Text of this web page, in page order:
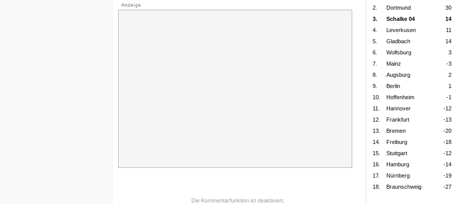
Die Kommentarfunktion ist deaktiviert.
2.
Dortmund 30
3.
Schalke 04 14
4.
Leverkusen 11
5.
Gladbach 14
6.
Wolfsburg 3
7.
Mainz -3
8.
Augsburg 2
9.
Berlin 1
10.
Hoffenheim -1
11.
Hannover -12
12.
Frankfurt -13
13.
Bremen -20
14.
Freiburg -18
15.
Stuttgart -12
16.
Hamburg -14
17.
Nürnberg -19
18.
Braunschweig -27